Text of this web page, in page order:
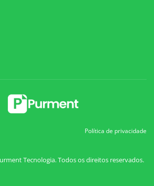
Política de privacidade
Tecnologia. Todos os direitos reservados.